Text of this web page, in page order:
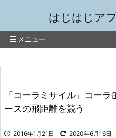
はじはじア
メニュー
「コーラミサイル」コー
ースの飛距離を競う
2016年1月21日 2020年6月16日